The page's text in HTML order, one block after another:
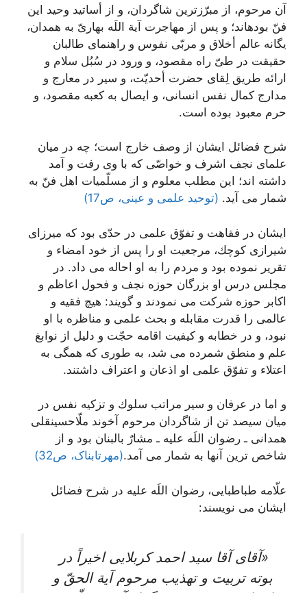
آن مرحوم، از مبرّزترين شاگردان، و از أساتيد وحيد اين
فنّ بوده‏اند؛ و پس از مهاجرت آية اللَه بهارىّ به همدان‏،
يگانه عالم أخلاق و مربّى نفوس و راهنماى طالبان
حقيقت در طىّ راه مقصود، و ورود در سُبُل سلام‏ و
ارائه طريق لِقاى حضرت أحديّت، و سير در معارج و
مدارج كمال نفس انسانى، و ايصال به كعبه مقصود، و
حرم معبود بوده است.
شرح فضائل ایشان از وصف خارج است؛ چه در ميان
علماى نجف اشرف و خواصّى كه با وى رفت و آمد
داشته‏ اند؛ اين مطلب معلوم و از مسلّميات اهل فنّ به
شمار مى‏ آيد. (توحید علمی و عینی، ص17)
ایشان در فقاهت و تفوّق علمى در حدّى بود كه ميرزاى
شيرازى كوچك، مرجعيت او را پس از خود امضاء و
تقرير نموده بود و مردم را به او احاله مى ‏داد. در
مجلس درس او بزرگان حوزه نجف و فحول اعاظم و
اكابر حوزه شركت مى ‏نمودند و گويند: هيچ فقيه و
عالمى را قدرت مقابله و بحث علمى و مناظره با او
نبود، و در خطابه و كيفيت اقامه حجّت و دليل از نوابغ
علم و منطق شمرده مى‏ شد، به طورى كه همگى به
اعتلاء و تفوّق علمى او اذعان و اعتراف داشتند.
و اما در عرفان و سير مراتب سلوك و تزكيه نفس در
ميان سيصد تن از شاگردان مرحوم آخوند ملّاحسينقلى
همدانى ـ رضوان اللَه عليه ـ مشارٌ بالبنان بود و از
شاخص ترین آنها به شمار می آمد.(مهرتابناک، ص32)
علّامه طباطبايى، رضوان اللَه عليه‏ در شرح فضائل
ایشان می نویسند:
«آقاى آقا سيد احمد كربلايى اخيراً در
بوته تربيت و تهذيب مرحوم آية الحقّ و